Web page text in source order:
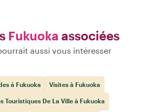
Fukuoka associées
aussi vous intéresser
à Fukuoka Visites à Fukuoka
Touristiques De La Ville à Fukuoka